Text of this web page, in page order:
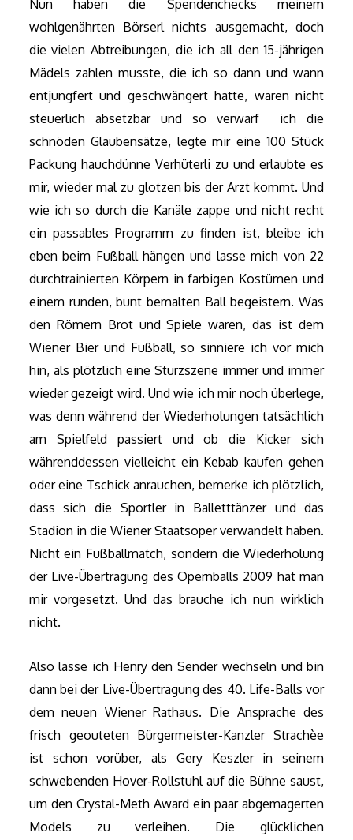
Nun haben die Spendenchecks meinem
wohlgenährten Börserl nichts ausgemacht, doch
die vielen Abtreibungen, die ich all den 15-jährigen
Mädels zahlen musste, die ich so dann und wann
entjungfert und geschwängert hatte, waren nicht
steuerlich absetzbar und so verwarf ich die
schnöden Glaubensätze, legte mir eine 100 Stück
Packung hauchdünne Verhüterli zu und erlaubte es
mir, wieder mal zu glotzen bis der Arzt kommt. Und
wie ich so durch die Kanäle zappe und nicht recht
ein passables Programm zu finden ist, bleibe ich
eben beim Fußball hängen und lasse mich von 22
durchtrainierten Körpern in farbigen Kostümen und
einem runden, bunt bemalten Ball begeistern. Was
den Römern Brot und Spiele waren, das ist dem
Wiener Bier und Fußball, so sinniere ich vor mich
hin, als plötzlich eine Sturzszene immer und immer
wieder gezeigt wird. Und wie ich mir noch überlege,
was denn während der Wiederholungen tatsächlich
am Spielfeld passiert und ob die Kicker sich
währenddessen vielleicht ein Kebab kaufen gehen
oder eine Tschick anrauchen, bemerke ich plötzlich,
dass sich die Sportler in Balletttänzer und das
Stadion in die Wiener Staatsoper verwandelt haben.
Nicht ein Fußballmatch, sondern die Wiederholung
der Live-Übertragung des Opernballs 2009 hat man
mir vorgesetzt. Und das brauche ich nun wirklich
nicht.
Also lasse ich Henry den Sender wechseln und bin
dann bei der Live-Übertragung des 40. Life-Balls vor
dem neuen Wiener Rathaus. Die Ansprache des
frisch geouteten Bürgermeister-Kanzler Strachèe
ist schon vorüber, als Gery Keszler in seinem
schwebenden Hover-Rollstuhl auf die Bühne saust,
um den Crystal-Meth Award ein paar abgemagerten
Models zu verleihen. Die glücklichen